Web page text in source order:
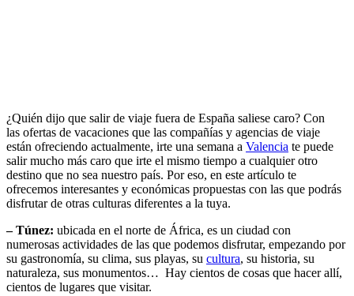
¿Quién dijo que salir de viaje fuera de España saliese caro? Con
las ofertas de vacaciones que las compañías y agencias de viaje
están ofreciendo actualmente, irte una semana a Valencia te puede
salir mucho más caro que irte el mismo tiempo a cualquier otro
destino que no sea nuestro país. Por eso, en este artículo te
ofrecemos interesantes y económicas propuestas con las que podrás
disfrutar de otras culturas diferentes a la tuya.
– Túnez: ubicada en el norte de África, es un ciudad con
numerosas actividades de las que podemos disfrutar, empezando por
su gastronomía, su clima, sus playas, su cultura, su historia, su
naturaleza, sus monumentos… Hay cientos de cosas que hacer allí,
cientos de lugares que visitar.